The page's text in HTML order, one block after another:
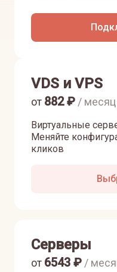
VDS и VPS
Виртуальные
Меняйте
кликов
от 882₽ / месяц
Серверы
от 6543 ₽ /